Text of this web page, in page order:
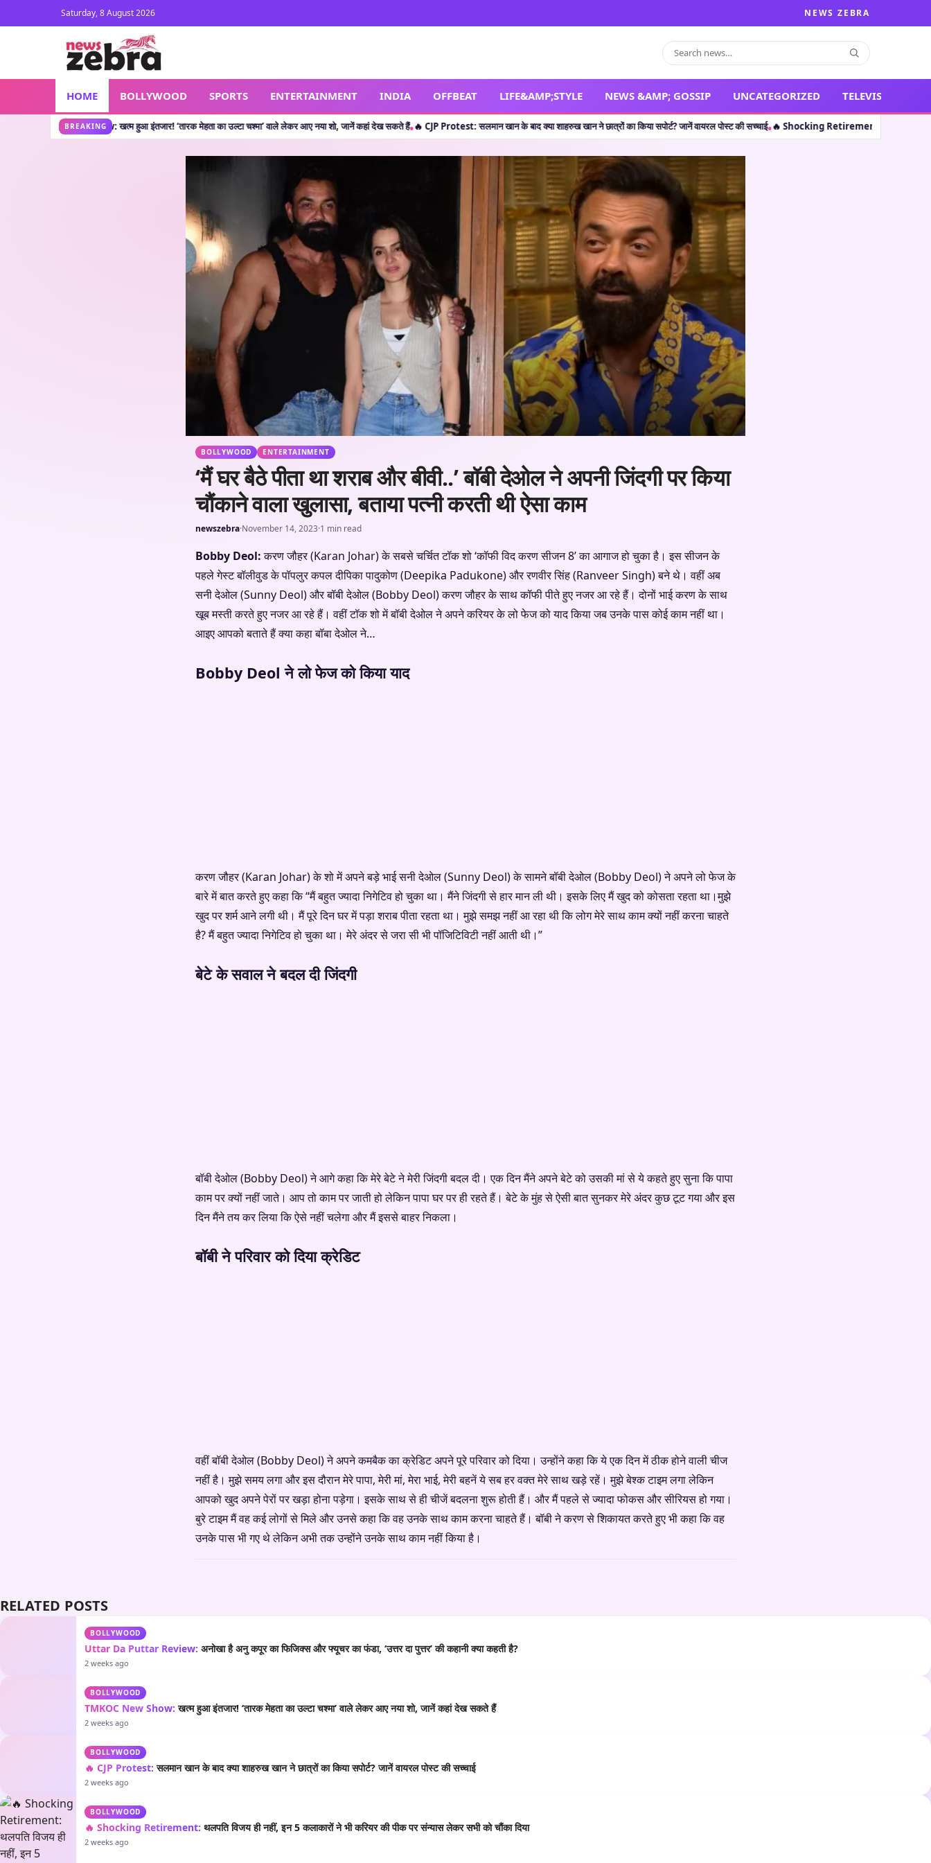
Saturday, 8 August 2026 NEWS ZEBRA
HOME BOLLYWOOD SPORTS ENTERTAINMENT INDIA OFFBEAT LIFE&AMP;STYLE NEWS &AMP; GOSSIP UNCATEGORIZED TELEVISION
BREAKING
Show: खत्म हुआ इंतजार! ‘तारक मेहता का उल्टा चश्मा’ वाले लेकर आए नया शो, जानें कहां देख सकते हैं•🔥 CJP Protest: सलमान खान के बाद क्या शाहरुख खान ने छात्रों का किया सपोर्ट? जानें वायरल पोस्ट की सच्चाई•🔥 Shocking Retirement: थलपति विजय ही नहीं, इन 5 कलाकारों ने
BOLLYWOOD ENTERTAINMENT
‘मैं घर बैठे पीता था शराब और बीवी..’ बॉबी देओल ने अपनी जिंदगी पर किया
चौंकाने वाला खुलासा, बताया पत्नी करती थी ऐसा काम
newszebra·November 14, 2023·1 min read
Bobby Deol:करण जौहर (Karan Johar) के सबसे चर्चित टॉक शो ‘कॉफी विद करण सीजन 8’ का आगाज हो चुका है। इस सीजन के
पहले गेस्ट बॉलीवुड के पॉपलुर कपल दीपिका पादुकोण (Deepika Padukone) और रणवीर सिंह (Ranveer Singh) बने थे। वहीं अब
सनी देओल (Sunny Deol) और बॉबी देओल (Bobby Deol) करण जौहर के साथ कॉफी पीते हुए नजर आ रहे हैं। दोनों भाई करण के साथ
खूब मस्ती करते हुए नजर आ रहे हैं। वहीं टॉक शो में बॉबी देओल ने अपने करियर के लो फेज को याद किया जब उनके पास कोई काम नहीं था।
आइए आपको बताते हैं क्या कहा बॉबा देओल ने…
Bobby Deol ने लो फेज को किया याद
करण जौहर (Karan Johar) के शो में अपने बड़े भाई सनी देओल (Sunny Deol) के सामने बॉबी देओल (Bobby Deol) ने अपने लो फेज के
बारे में बात करते हुए कहा कि “मैं बहुत ज्यादा निगेटिव हो चुका था। मैंने जिंदगी से हार मान ली थी। इसके लिए मैं खुद को कोसता रहता था।मुझे
खुद पर शर्म आने लगी थी। मैं पूरे दिन घर में पड़ा शराब पीता रहता था। मुझे समझ नहीं आ रहा थी कि लोग मेरे साथ काम क्यों नहीं करना चाहते
है? मैं बहुत ज्यादा निगेटिव हो चुका था। मेरे अंदर से जरा सी भी पॉजिटिविटी नहीं आती थी।”
बेटे के सवाल ने बदल दी जिंदगी
बॉबी देओल (Bobby Deol) ने आगे कहा कि मेरे बेटे ने मेरी जिंदगी बदल दी। एक दिन मैंने अपने बेटे को उसकी मां से ये कहते हुए सुना कि पापा
काम पर क्यों नहीं जाते। आप तो काम पर जाती हो लेकिन पापा घर पर ही रहते हैं। बेटे के मुंह से ऐसी बात सुनकर मेरे अंदर कुछ टूट गया और इस
दिन मैंने तय कर लिया कि ऐसे नहीं चलेगा और मैं इससे बाहर निकला।
बॉबी ने परिवार को दिया क्रेडिट
वहीं बॉबी देओल (Bobby Deol) ने अपने कमबैक का क्रेडिट अपने पूरे परिवार को दिया। उन्होंने कहा कि ये एक दिन में ठीक होने वाली चीज
नहीं है। मुझे समय लगा और इस दौरान मेरे पापा, मेरी मां, मेरा भाई, मेरी बहनें ये सब हर वक्त मेरे साथ खड़े रहें। मुझे बेश्क टाइम लगा लेकिन
आपको खुद अपने पेरों पर खड़ा होना पड़ेगा। इसके साथ से ही चीजें बदलना शुरू होती हैं। और मैं पहले से ज्यादा फोकस और सीरियस हो गया।
बुरे टाइम मैं वह कई लोगों से मिले और उनसे कहा कि वह उनके साथ काम करना चाहते हैं। बॉबी ने करण से शिकायत करते हुए भी कहा कि वह
उनके पास भी गए थे लेकिन अभी तक उन्होंने उनके साथ काम नहीं किया है।
RELATED POSTS
BOLLYWOOD
Uttar Da Puttar Review: अनोखा है अनु कपूर का फिजिक्स और फ्यूचर का फंडा, ‘उत्तर दा पुत्तर’ की कहानी क्या कहती है?
2 weeks ago
BOLLYWOOD
TMKOC New Show: खत्म हुआ इंतजार! ‘तारक मेहता का उल्टा चश्मा’ वाले लेकर आए नया शो, जानें कहां देख सकते हैं
2 weeks ago
BOLLYWOOD
🔥 CJP Protest: सलमान खान के बाद क्या शाहरुख खान ने छात्रों का किया सपोर्ट? जानें वायरल पोस्ट की सच्चाई
2 weeks ago
BOLLYWOOD
🔥 Shocking Retirement: थलपति विजय ही नहीं, इन 5 कलाकारों ने भी करियर की पीक पर संन्यास लेकर सभी को चौंका दिया
2 weeks ago